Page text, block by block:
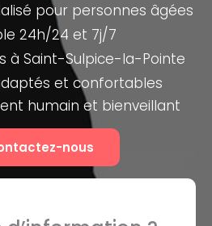
pour personnes âgées
24h/24 et 7j/7
à Saint-Sulpice-la-Pointe
et confortables
humain et bienveillant
nous